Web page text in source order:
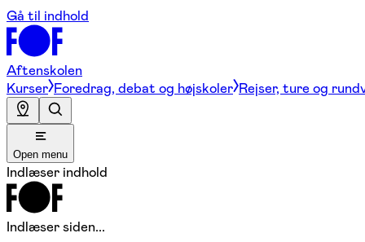
Gå til indhold
Aftenskolen
Kurser Foredrag, debat og højskoler Rejser, ture og
Open menu
Indlæser indhold
Indlæser siden...